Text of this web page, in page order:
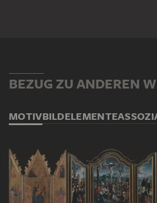
BEZUG ZU ANDEREN
MOTIVBILDELEMENTE